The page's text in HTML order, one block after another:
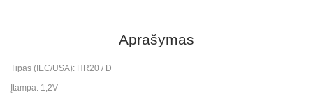
Aprašymas
Tipas (IEC/USA): HR20 / D
Įtampa: 1,2V